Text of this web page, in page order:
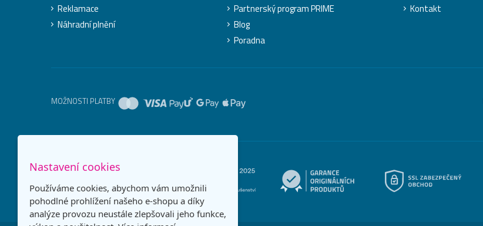
Reklamace
Náhradní plnění
Partnerský program PRIME
Blog
Poradna
Kontakt
MOŽNOSTI PLATBY
Nastavení cookies
Používáme cookies, abychom vám umožnili
pohodlné prohlížení našeho e-shopu a díky
analýze provozu neustále zlepšovali jeho funkce,